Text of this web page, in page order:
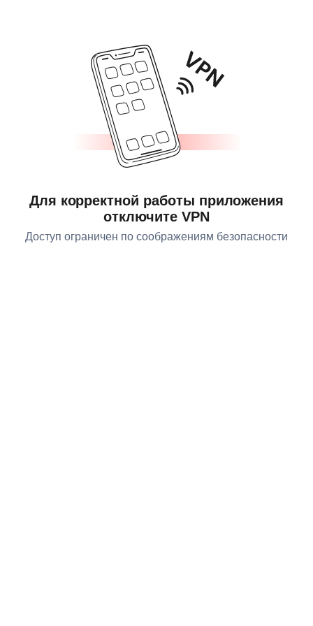
Для корректной работы приложения
отключите VPN
Доступ ограничен по соображениям безопасности